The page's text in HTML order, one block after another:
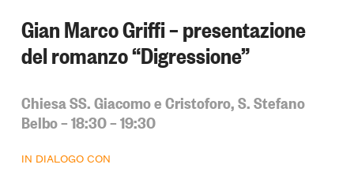
Gian Marco Griffi – presentazione
del romanzo “Digressione”
Chiesa SS. Giacomo e Cristoforo, S. Stefano
Belbo – 18:30 – 19:30
IN DIALOGO CON